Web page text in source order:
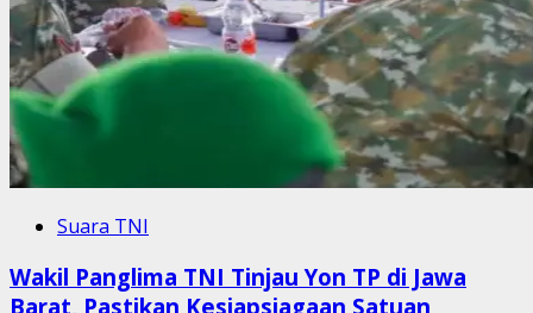
Suara TNI
Wakil Panglima TNI Tinjau Yon TP di Jawa
Barat, Pastikan Kesiapsiagaan Satuan